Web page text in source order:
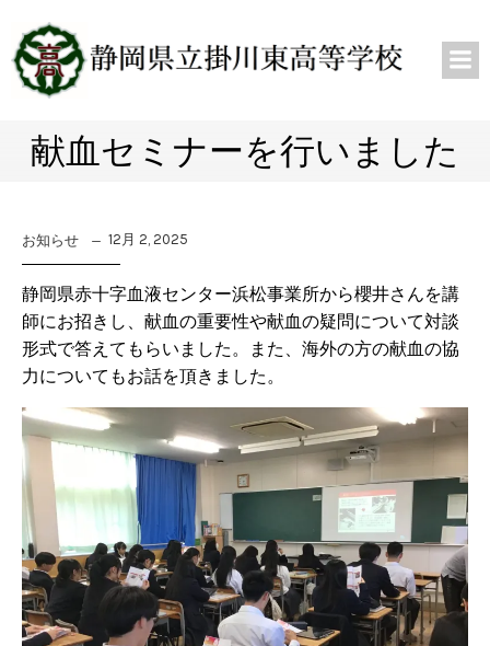
献血セミナーを行いました
お知らせ 12月 2, 2025
静岡県赤十字血液センター浜松事業所から櫻井さんを講
師にお招きし、献血の重要性や献血の疑問について対談
形式で答えてもらいました。また、海外の方の献血の協
力についてもお話を頂きました。